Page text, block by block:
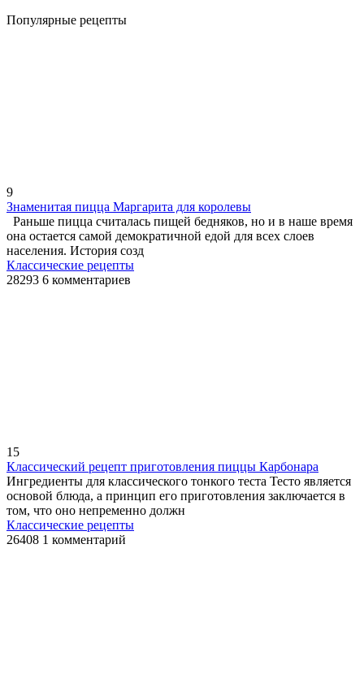
Популярные рецепты
9
Знаменитая пицца Маргарита для королевы
Раньше пицца считалась пищей бедняков, но и в наше время
она остается самой демократичной едой для всех слоев
населения. История созд
Классические рецепты
28293 6 комментариев
15
Классический рецепт приготовления пиццы Карбонара
Ингредиенты для классического тонкого теста Тесто является
основой блюда, а принцип его приготовления заключается в
том, что оно непременно должн
Классические рецепты
26408 1 комментарий